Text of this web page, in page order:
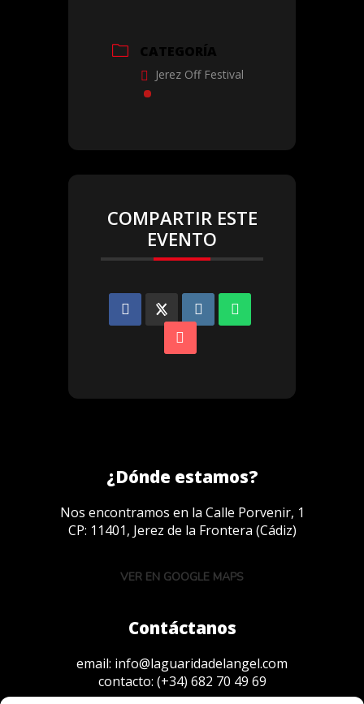
CATEGORÍA
Jerez Off Festival
COMPARTIR ESTE
EVENTO
¿Dónde estamos?
Nos encontramos en la Calle Porvenir, 1
CP: 11401, Jerez de la Frontera (Cádiz)
VER EN GOOGLE MAPS
Contáctanos
email: info@laguaridadelangel.com
contacto: (+34) 682 70 49 69